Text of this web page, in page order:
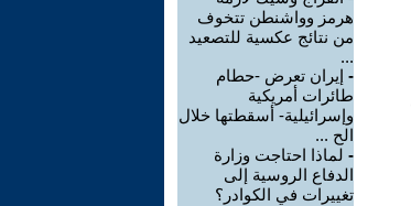
هرمز وواشنطن تتخوف
من نتائج عكسية للتصعيد
...
- إيران تعرض -حطام
طائرات أمريكية
وإسرائيلية- أسقطتها خلال
الح ...
- لماذا احتاجت وزارة
الدفاع الروسية إلى
تغييرات في الكوادر؟